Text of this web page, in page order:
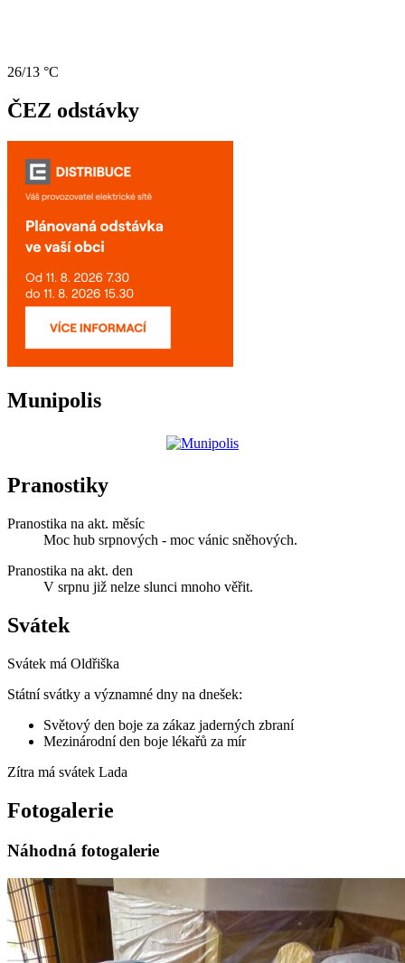
26/13 °C
ČEZ odstávky
Munipolis
Pranostiky
Pranostika na akt. měsíc
Moc hub srpnových - moc vánic sněhových.
Pranostika na akt. den
V srpnu již nelze slunci mnoho věřit.
Svátek
Svátek má Oldřiška
Státní svátky a významné dny na dnešek:
Světový den boje za zákaz jaderných zbraní
Mezinárodní den boje lékařů za mír
Zítra má svátek Lada
Fotogalerie
Náhodná fotogalerie